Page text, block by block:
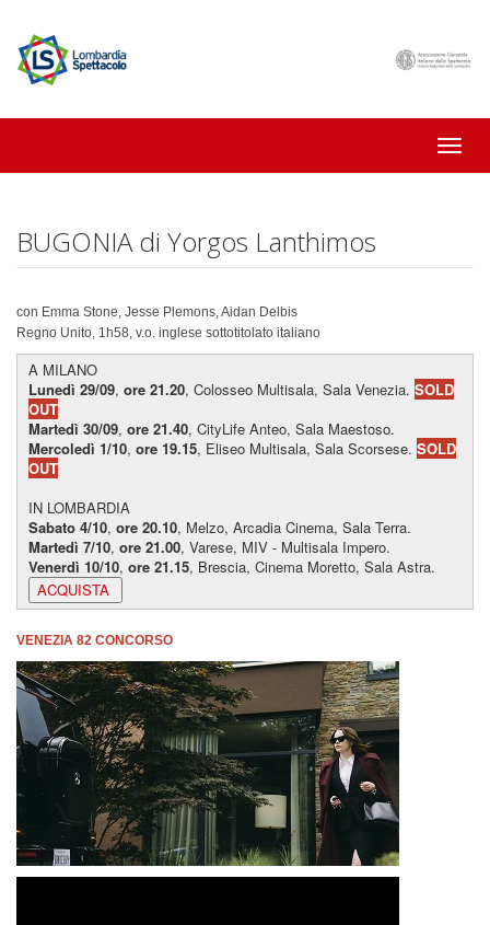
Toggle
BUGONIA di Yorgos Lanthimos
con Emma Stone, Jesse Plemons, Aidan Delbis
Regno Unito, 1h58, v.o. inglese sottotitolato italiano
A MILANO
Lunedì 29/09, ore 21.20, Colosseo Multisala, Sala Venezia. SOLD
OUT
Martedì 30/09, ore 21.40, CityLife Anteo, Sala Maestoso.
Mercoledì 1/10, ore 19.15, Eliseo Multisala, Sala Scorsese. SOLD
OUT
IN LOMBARDIA
Sabato 4/10, ore 20.10, Melzo, Arcadia Cinema, Sala Terra.
Martedì 7/10, ore 21.00, Varese, MIV - Multisala Impero.
Venerdì 10/10, ore 21.15, Brescia, Cinema Moretto, Sala Astra.
VENEZIA 82 CONCORSO